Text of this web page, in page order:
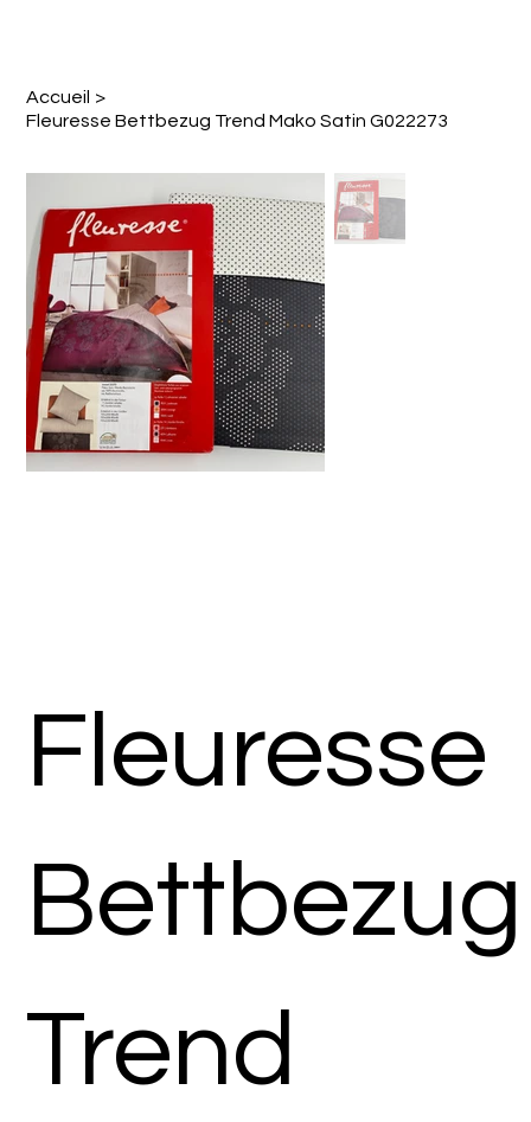
Accueil >
Fleuresse Bettbezug Trend Mako Satin G022273
Fleuresse
Bettbezug
Trend